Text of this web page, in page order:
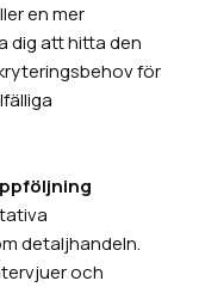
en mer
dig att hitta den
för
detaljhandeln.
och